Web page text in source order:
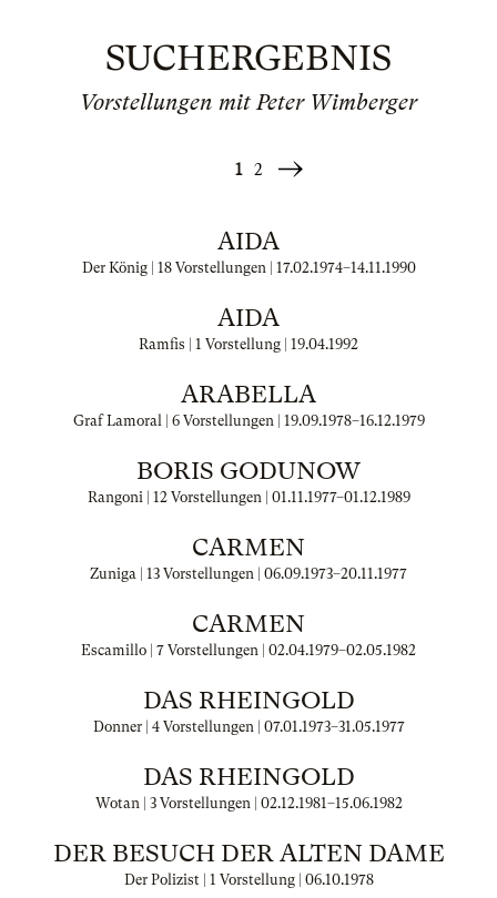
SUCHERGEBNIS
Vorstellungen mit Peter Wimberger
1 2
Weiter
AIDA
Der König | 18 Vorstellungen | 17.02.1974–14.11.1990
AIDA
Ramfis | 1 Vorstellung | 19.04.1992
ARABELLA
Graf Lamoral | 6 Vorstellungen | 19.09.1978–16.12.1979
BORIS GODUNOW
Rangoni | 12 Vorstellungen | 01.11.1977–01.12.1989
CARMEN
Zuniga | 13 Vorstellungen | 06.09.1973–20.11.1977
CARMEN
Escamillo | 7 Vorstellungen | 02.04.1979–02.05.1982
DAS RHEINGOLD
Donner | 4 Vorstellungen | 07.01.1973–31.05.1977
DAS RHEINGOLD
Wotan | 3 Vorstellungen | 02.12.1981–15.06.1982
DER BESUCH DER ALTEN DAME
Der Polizist | 1 Vorstellung | 06.10.1978